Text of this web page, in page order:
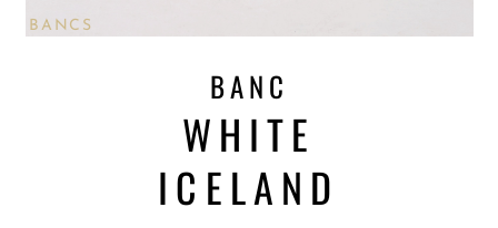
BANCS
BANC
WHITE
ICELAND